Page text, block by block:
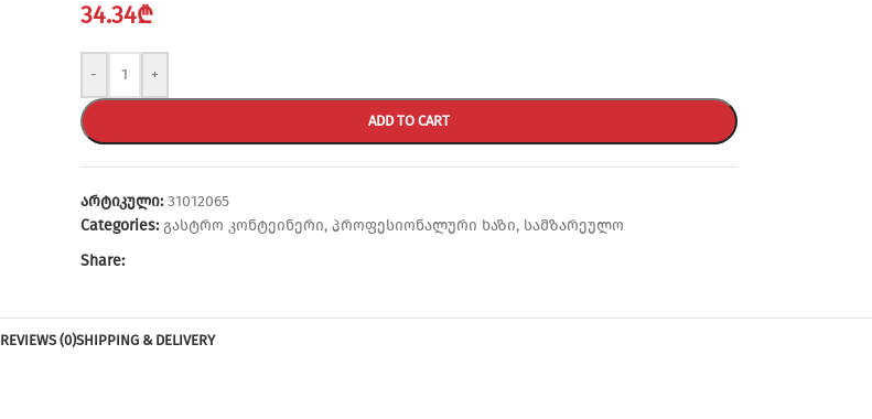
34.34₾
- +
ADD TO CART
არტიკული:31012065
Categories: გასტრო კონტეინერი, პროფესიონალური ხაზი, სამზარეულო
Share:
REVIEWS (0)SHIPPING & DELIVERY